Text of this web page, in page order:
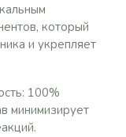
который
и укрепляет
100%
минимизирует